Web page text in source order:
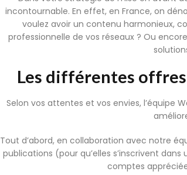
incontournable. En effet, en France, on
voulez avoir un contenu harmonieux,
professionnelle de vos réseaux ? Ou
Les différentes
Selon vos attentes et vos envies, l’équipe
Tout d’abord, en collaboration avec notre
publications (pour qu’elles s’inscrivent
comptes